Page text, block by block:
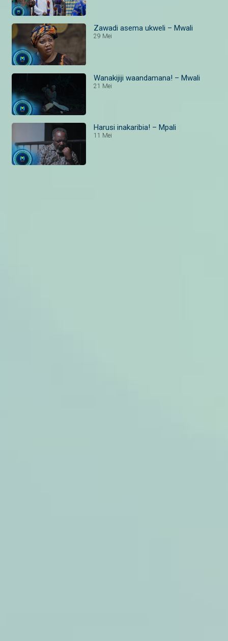
Zawadi asema ukweli – Mwali
29 Mei
Wanakijiji waandamana! – Mwali
21 Mei
Harusi inakaribia! – Mpali
11 Mei